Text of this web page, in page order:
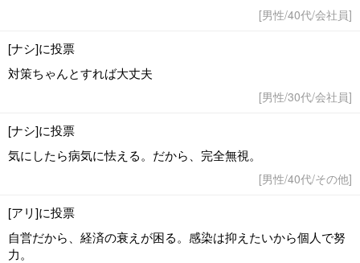
[男性/40代/会社員]
[ナシ]に投票
対策ちゃんとすれば大丈夫
[男性/30代/会社員]
[ナシ]に投票
気にしたら病気に怯える。だから、完全無視。
[男性/40代/その他]
[アリ]に投票
自営だから、経済の衰えが困る。感染は抑えたいから個人で努
力。